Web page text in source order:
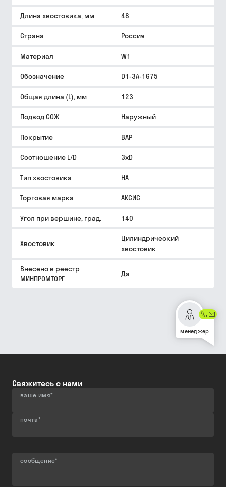
Длина хвостовика, мм 48
Страна Россия
Материал W1
Обозначение D1-3A-1675
Общая длина (L), мм 123
Подвод СОЖ Наружный
Покрытие BAP
Соотношение L/D 3xD
Тип хвостовика HA
Торговая марка АКСИС
Угол при вершине, град. 140
Хвостовик
Цилиндрический
хвостовик
Внесено в реестр
МИНПРОМТОРГ
Да
менеджер
Свяжитесь с нами
ваше имя*
почта*
сообщение*